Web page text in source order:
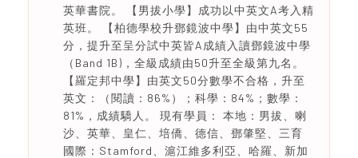
英華書院。 【男拔小學】成功以中英文A考入精
英班。 【柏德學校升鄧鏡波中學】由中英文55
分，提升至呈分試中英皆A成績入讀鄧鏡波中學
（Band 1B)，全級成績由50升至全級第九名。
【羅定邦中學】由英文50分數學不合格，升至
英文：（閱讀：86%）；科學：84%；數學：
81%，成績驕人。 現有學員： 本地：男拔、喇
沙、英華、皇仁、培僑、德信、鄧肇堅、三育
國際：Stamford、滬江維多利亞、哈羅、新加